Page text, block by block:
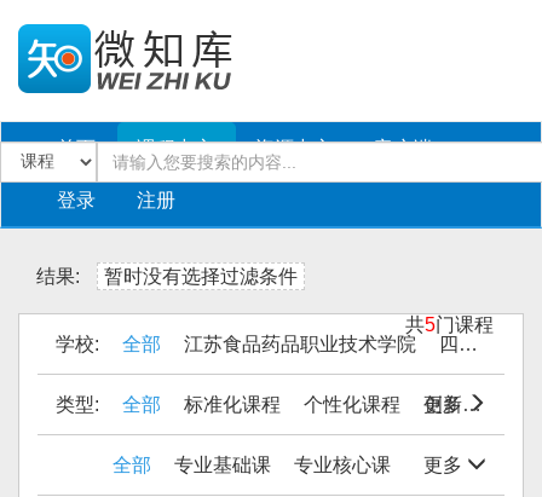
首页 课程中心 资源中心 客户端
登录 注册
结果: 暂时没有选择过滤条件
共5门课程
学校:
全部 江苏食品药品职业技术学院 四川工商职业技术学院
更多
类型: 全部 标准化课程 个性化课程 创新课程
更多
全部 专业基础课 专业核心课